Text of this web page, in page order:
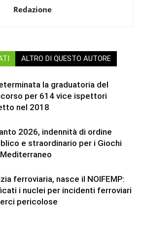
Redazione
ALTRO DI QUESTO AUTORE
la graduatoria del
per 614 vice ispettori
nel 2018
2026, indennità di ordine
e straordinario per i Giochi
ferroviaria, nasce il NOIFEMP:
i nuclei per incidenti ferroviari
pericolose